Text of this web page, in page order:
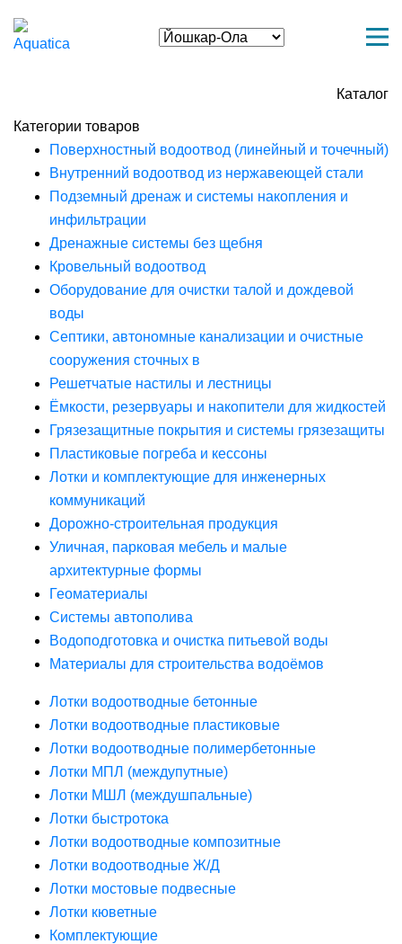
Каталог
Категории товаров
Поверхностный водоотвод (линейный и точечный)
Внутренний водоотвод из нержавеющей стали
Подземный дренаж и системы накопления и
инфильтрации
Дренажные системы без щебня
Кровельный водоотвод
Оборудование для очистки талой и дождевой
воды
Септики, автономные канализации и очистные
сооружения сточных в
Решетчатые настилы и лестницы
Ёмкости, резервуары и накопители для жидкостей
Грязезащитные покрытия и системы грязезащиты
Пластиковые погреба и кессоны
Лотки и комплектующие для инженерных
коммуникаций
Дорожно-строительная продукция
Уличная, парковая мебель и малые
архитектурные формы
Геоматериалы
Системы автополива
Водоподготовка и очистка питьевой воды
Материалы для строительства водоёмов
Лотки водоотводные бетонные
Лотки водоотводные пластиковые
Лотки водоотводные полимербетонные
Лотки МПЛ (междупутные)
Лотки МШЛ (междушпальные)
Лотки быстротока
Лотки водоотводные композитные
Лотки водоотводные Ж/Д
Лотки мостовые подвесные
Лотки кюветные
Комплектующие